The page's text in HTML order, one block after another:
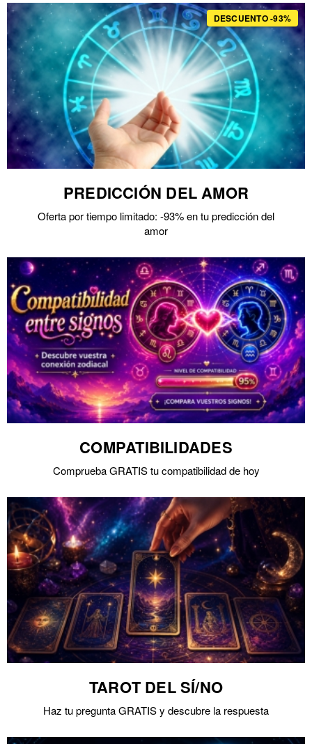
DESCUENTO -93%
PREDICCIÓN DEL AMOR
Oferta por tiempo limitado: -93% en tu predicción del
amor
COMPATIBILIDADES
Comprueba GRATIS tu compatibilidad de hoy
TAROT DEL SÍ/NO
Haz tu pregunta GRATIS y descubre la respuesta